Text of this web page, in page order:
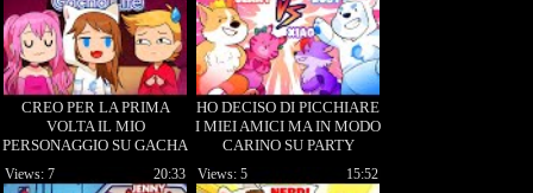
CREO PER LA PRIMA
VOLTA IL MIO
PERSONAGGIO SU GACHA
LIFE ROBY POLAR!
HO DECISO DI PICCHIARE
I MIEI AMICI MA IN MODO
CARINO SU PARTY
ANIMALS! @Xiaooo
@JennyMeraki
20:33
Views: 7 15:52
Views: 5